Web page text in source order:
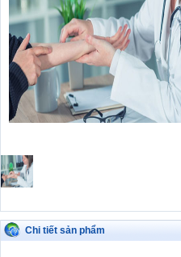
Chi tiết sản phẩm